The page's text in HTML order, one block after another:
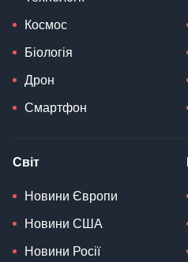
Космос
Біологія
Дрон
Смартфон
Світ
Новини Європи
Новини США
Новини Росії